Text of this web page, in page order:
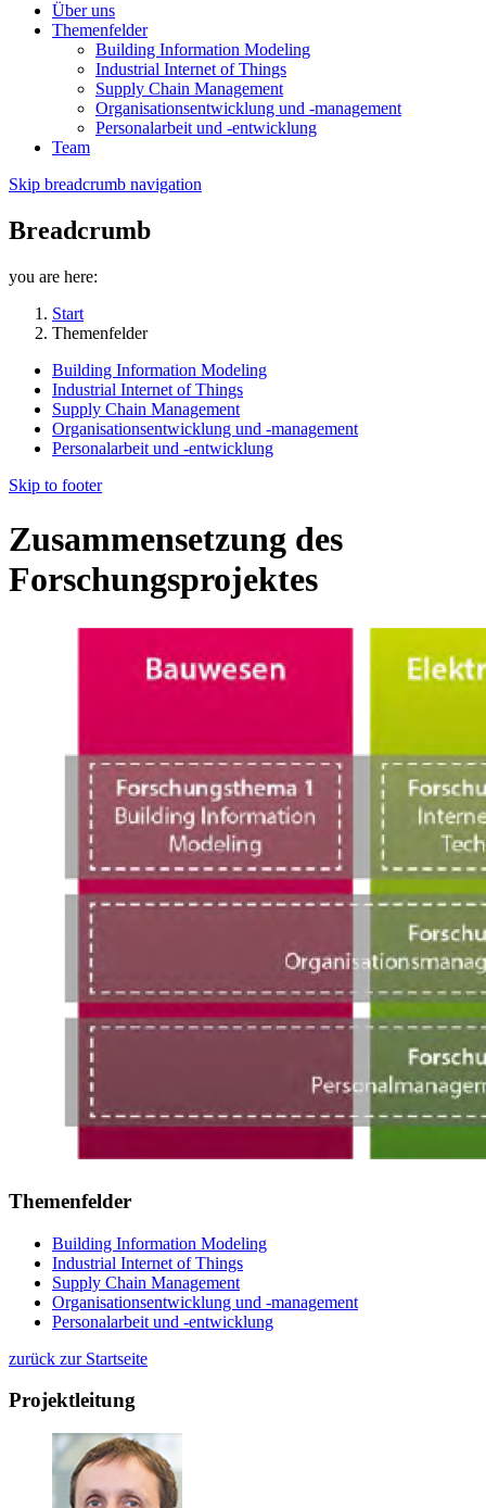
Über uns
Themenfelder
Building Information Modeling
Industrial Internet of Things
Supply Chain Management
Organisationsentwicklung und -management
Personalarbeit und -entwicklung
Team
Skip breadcrumb navigation
Breadcrumb
you are here:
Start
Themenfelder
Building Information Modeling
Industrial Internet of Things
Supply Chain Management
Organisationsentwicklung und -management
Personalarbeit und -entwicklung
Skip to footer
Zusammensetzung des
Forschungsprojektes
Themenfelder
Building Information Modeling
Industrial Internet of Things
Supply Chain Management
Organisationsentwicklung und -management
Personalarbeit und -entwicklung
zurück zur Startseite
Projektleitung